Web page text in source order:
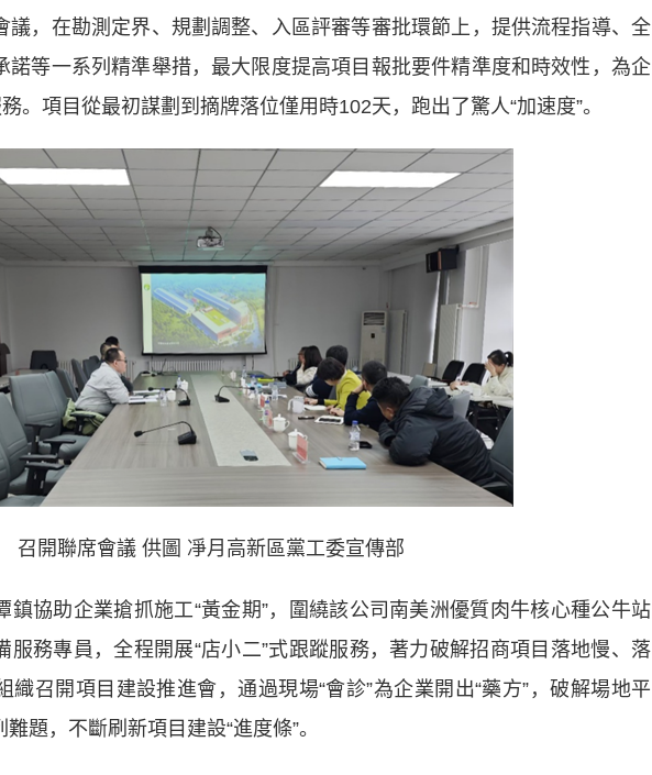
議，在勘測定界、規劃調整、入區評審等審批環節上，提供流程指導、全
諾等一系列精準舉措，最大限度提高項目報批要件精準度和時效性，為企
。項目從最初謀劃到摘牌落位僅用時102天，跑出了驚人“加速度”。
召開聯席會議 供圖 凈月高新區黨工委宣傳部
協助企業搶抓施工“黃金期”，圍繞該公司南美洲優質肉牛核心種公牛站
服務專員，全程開展“店小二”式跟蹤服務，著力破解招商項目落地慢、落
織召開項目建設推進會，通過現場“會診”為企業開出“藥方”，破解場地平
題，不斷刷新項目建設“進度條”。